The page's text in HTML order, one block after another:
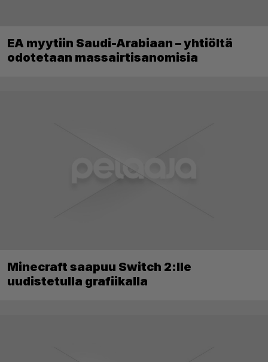
EA myytiin Saudi-Arabiaan – yhtiöltä
odotetaan massairtisanomisia
Minecraft saapuu Switch 2:lle
uudistetulla grafiikalla